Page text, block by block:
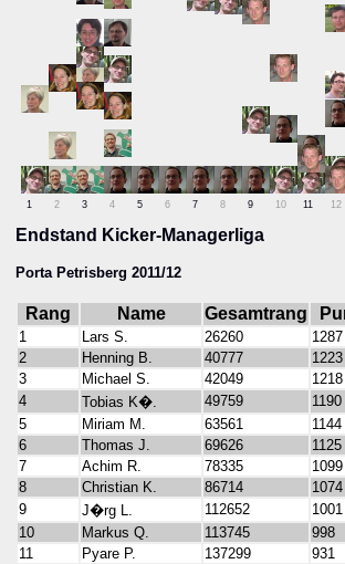
1 2 3 4 5 6 7 8 9 10 11 12
Endstand Kicker-Managerliga
Porta Petrisberg 2011/12
Rang Name Gesamtrang
1 Lars S. 26260
1287
2
Henning B. 40777
1223
3
Michael S. 42049
1218
4
Tobias K�. 49759
1190
5
Miriam M. 63561
1144
6
Thomas J. 69626
1125
7
Achim R. 78335
1099
8
Christian K. 86714
1074
9
J�rg L. 112652
1001
10
Markus Q. 113745
998
11
Pyare P. 137299
931